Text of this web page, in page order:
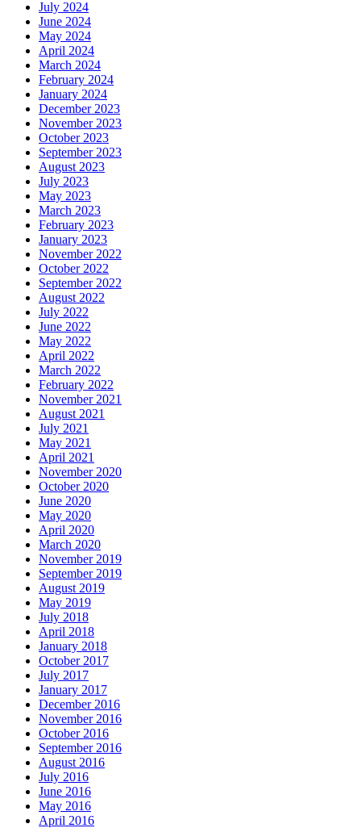
July 2024
June 2024
May 2024
April 2024
March 2024
February 2024
January 2024
December 2023
November 2023
October 2023
September 2023
August 2023
July 2023
May 2023
March 2023
February 2023
January 2023
November 2022
October 2022
September 2022
August 2022
July 2022
June 2022
May 2022
April 2022
March 2022
February 2022
November 2021
August 2021
July 2021
May 2021
April 2021
November 2020
October 2020
June 2020
May 2020
April 2020
March 2020
November 2019
September 2019
August 2019
May 2019
July 2018
April 2018
January 2018
October 2017
July 2017
January 2017
December 2016
November 2016
October 2016
September 2016
August 2016
July 2016
June 2016
May 2016
April 2016